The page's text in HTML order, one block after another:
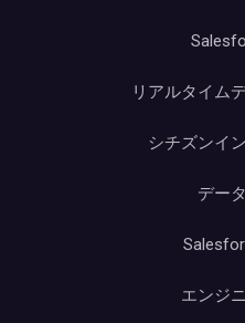
リアルタイム
シチズンイ
デー
エンジ